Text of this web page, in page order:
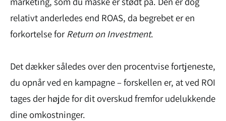
relativt anderledes end ROAS, da begrebet er en
forkortelse forReturn on Investment.
Det dækker således over den procentvise fortjeneste,
du opnår ved en kampagne – forskellen er, at ved ROI
tages der højde for dit overskud fremfor udelukkende
dine omkostninger.